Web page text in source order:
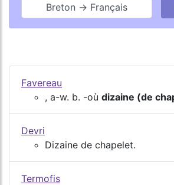
Breton → Français
Favereau
, a-w. b. -où dizaine (de
Devri
Dizaine de chapelet.
Termofis